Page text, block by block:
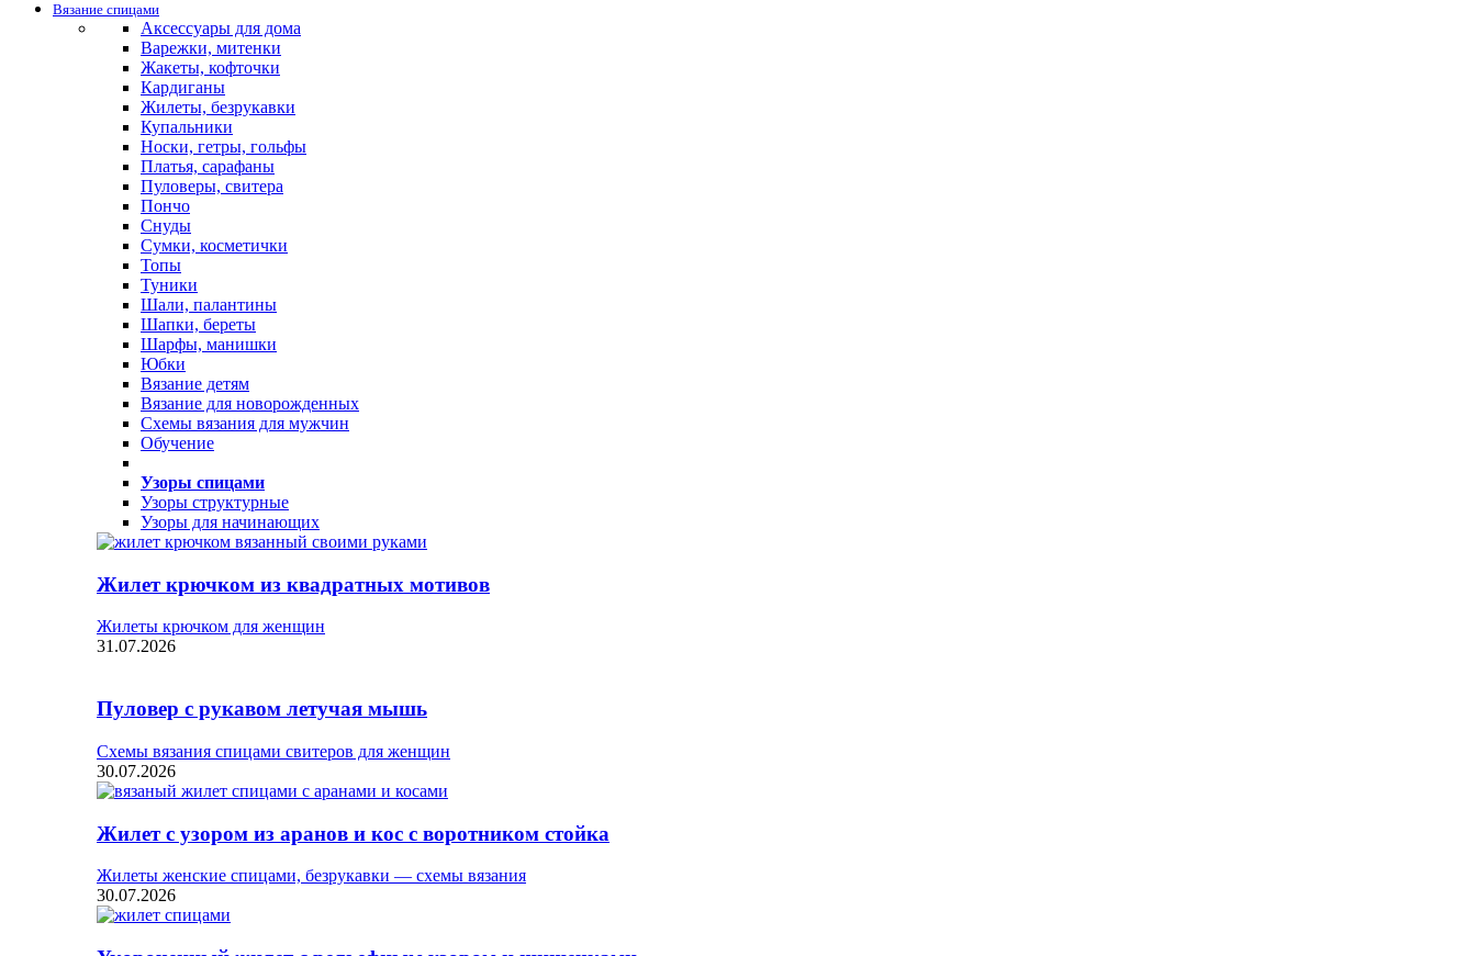
Вязание спицами
Аксессуары для дома
Варежки, митенки
Жакеты, кофточки
Кардиганы
Жилеты, безрукавки
Купальники
Носки, гетры, гольфы
Платья, сарафаны
Пуловеры, свитера
Пончо
Снуды
Сумки, косметички
Топы
Туники
Шали, палантины
Шапки, береты
Шарфы, манишки
Юбки
Вязание детям
Вязание для новорожденных
Схемы вязания для мужчин
Обучение
Узоры спицами
Узоры структурные
Узоры для начинающих
Жилет крючком из квадратных мотивов
Жилеты крючком для женщин
31.07.2026
Пуловер с рукавом летучая мышь
Схемы вязания спицами свитеров для женщин
30.07.2026
Жилет с узором из аранов и кос с воротником стойка
Жилеты женские спицами, безрукавки — схемы вязания
30.07.2026